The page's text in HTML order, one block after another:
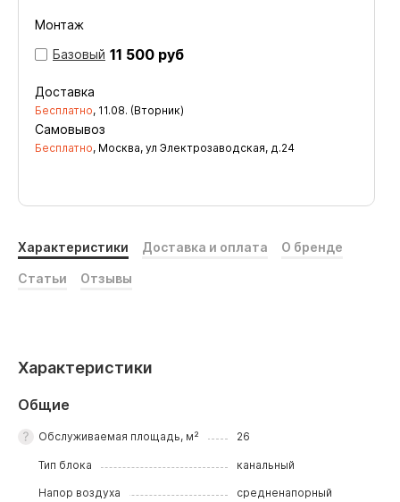
Монтаж
Базовый 11 500 руб
Доставка
Бесплатно, 11.08. (Вторник)
Самовывоз
Бесплатно, Москва, ул Электрозаводская, д.24
Характеристики Доставка и оплата О бренде
Статьи Отзывы
Характеристики
Общие
Обслуживаемая площадь, м² 26
Тип блока канальный
Напор воздуха средненапорный